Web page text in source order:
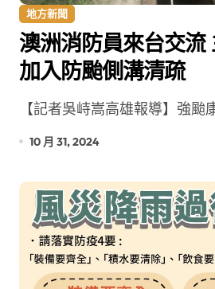
地方新聞
澳洲消防員來台交流
加入防颱側溝清疏
【記者吳峙嵩高雄報導】強颱
10 月 31, 2024